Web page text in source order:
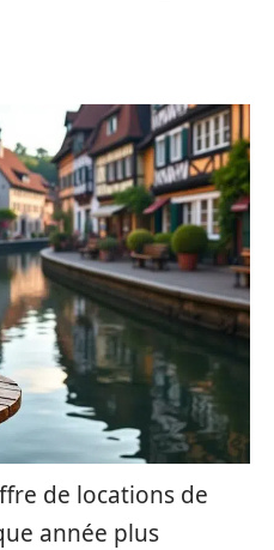
de locations de
année plus